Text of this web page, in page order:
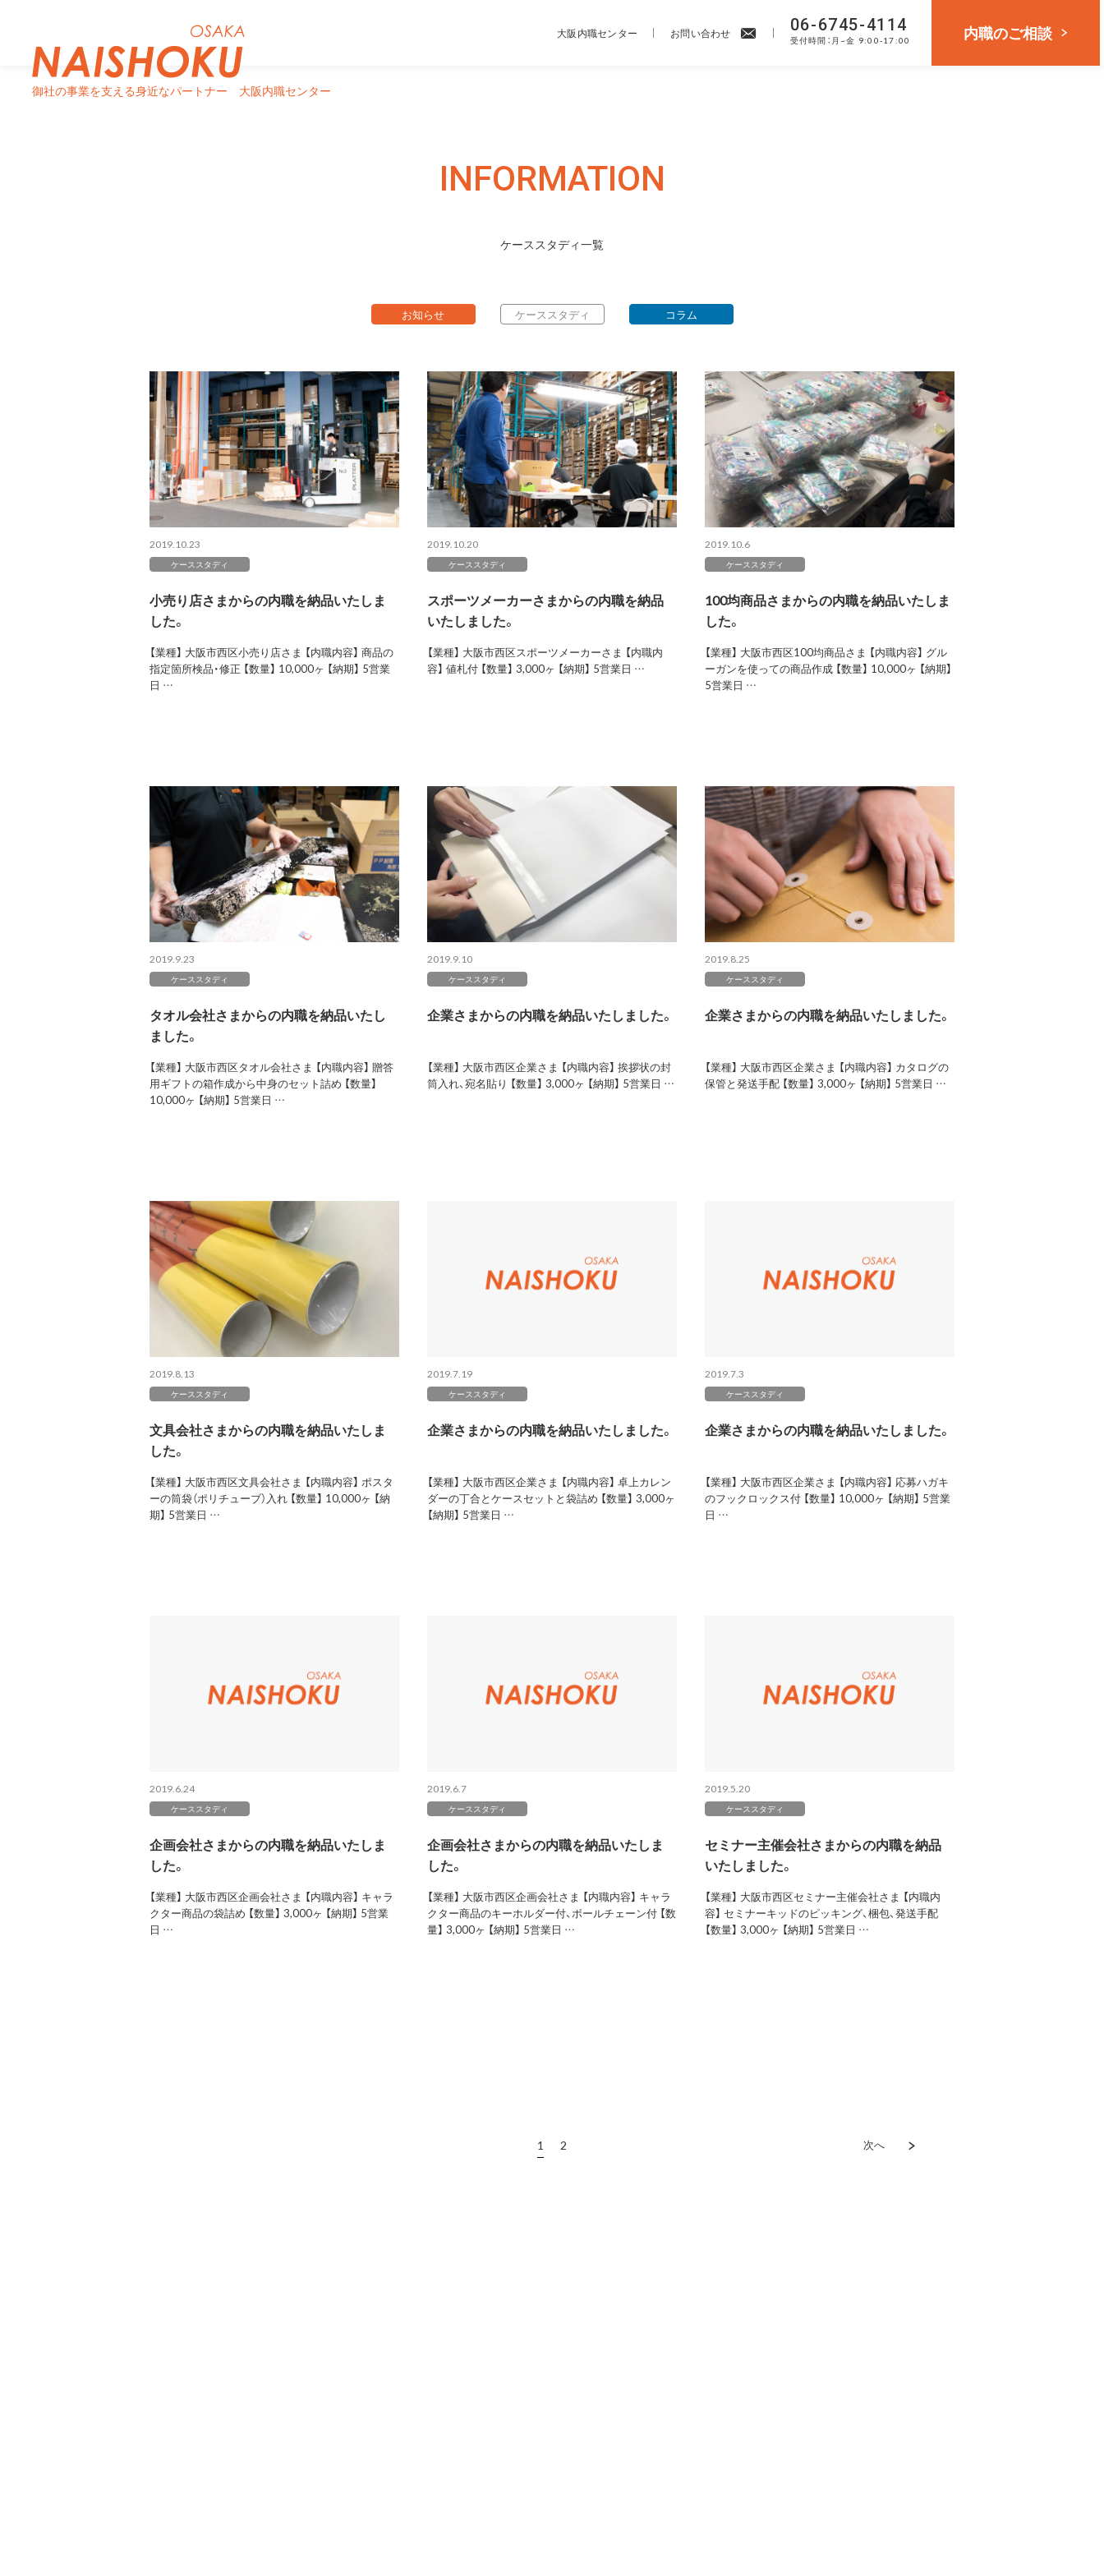
御社の事業を支える身近なパートナー 大阪内職センター
大阪内職センター お問い合わせ 06-6745-4114
受付時間：月~金 9:00-17:00 内職のご相談
INFORMATION
ケーススタディ一覧
お知らせ ケーススタディ コラム
2019.10.23
ケーススタディ
小売り店さまからの内職を納品いたしま
した。
【業種】 大阪市西区小売り店さま 【内職内容】 商品の
指定箇所検品・修正 【数量】 10,000ヶ 【納期】 5営業
日 …
2019.10.20
ケーススタディ
スポーツメーカーさまからの内職を納品
いたしました。
【業種】 大阪市西区スポーツメーカーさま 【内職内
容】 値札付 【数量】 3,000ヶ 【納期】 5営業日 …
2019.10.6
ケーススタディ
100均商品さまからの内職を納品いたしま
した。
【業種】 大阪市西区100均商品さま 【内職内容】 グル
ーガンを使っての商品作成 【数量】 10,000ヶ 【納期】
5営業日 …
2019.9.23
ケーススタディ
タオル会社さまからの内職を納品いたし
ました。
【業種】 大阪市西区タオル会社さま 【内職内容】 贈答
用ギフトの箱作成から中身のセット詰め 【数量】
10,000ヶ 【納期】 5営業日 …
2019.9.10
ケーススタディ
企業さまからの内職を納品いたしました。
【業種】 大阪市西区企業さま 【内職内容】 挨拶状の封
筒入れ、宛名貼り 【数量】 3,000ヶ 【納期】 5営業日 …
2019.8.25
ケーススタディ
企業さまからの内職を納品いたしました。
【業種】 大阪市西区企業さま 【内職内容】 カタログの
保管と発送手配 【数量】 3,000ヶ 【納期】 5営業日 …
2019.8.13
ケーススタディ
文具会社さまからの内職を納品いたしま
した。
【業種】 大阪市西区文具会社さま 【内職内容】 ポスタ
ーの筒袋（ポリチューブ）入れ 【数量】 10,000ヶ 【納
期】 5営業日 …
2019.7.19
ケーススタディ
企業さまからの内職を納品いたしました。
【業種】 大阪市西区企業さま 【内職内容】 卓上カレン
ダーの丁合とケースセットと袋詰め 【数量】 3,000ヶ
【納期】 5営業日 …
2019.7.3
ケーススタディ
企業さまからの内職を納品いたしました。
【業種】 大阪市西区企業さま 【内職内容】 応募ハガキ
のフックロックス付 【数量】 10,000ヶ 【納期】 5営業
日 …
2019.6.24
ケーススタディ
企画会社さまからの内職を納品いたしま
した。
【業種】 大阪市西区企画会社さま 【内職内容】 キャラ
クター商品の袋詰め 【数量】 3,000ヶ 【納期】 5営業
日 …
2019.6.7
ケーススタディ
企画会社さまからの内職を納品いたしま
した。
【業種】 大阪市西区企画会社さま 【内職内容】 キャラ
クター商品のキーホルダー付、ボールチェーン付 【数
量】 3,000ヶ 【納期】 5営業日 …
2019.5.20
ケーススタディ
セミナー主催会社さまからの内職を納品
いたしました。
【業種】 大阪市西区セミナー主催会社さま 【内職内
容】 セミナーキッドのピッキング、梱包、発送手配
【数量】 3,000ヶ 【納期】 5営業日 …
1 2 次へ